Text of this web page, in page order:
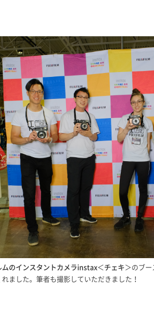
ムのインスタントカメラinstax＜ チェキ ＞のブ
ました。筆者も撮影していただきました！